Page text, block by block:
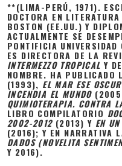
**(LIMA-PERÚ, 1971).
DOCTORA EN
BOSTON (EE.UU.) Y
ACTUALMENTE SE
PONTIFICIA
ES DIRECTORA DE LA
INTERMEZZO TROPICAL Y
NOMBRE. HA PUBLICADO
(1993), EL MAR ESE
INCENDIA EL MUNDO
QUIMIOTERAPIA. CONTRA
LIBRO COMPILATORIO
2002-2012 (2013) Y EN
(2016); Y EN NARRATIVA
DADOS (NOVELITA
Y 2016).